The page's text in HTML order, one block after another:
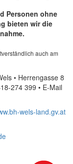
Personen ohne
bieten wir die
auch am
• Herrengasse 8
274 399 • E-Mail
wels-land.gv.at